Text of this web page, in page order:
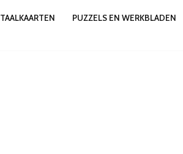
TAALKAARTEN PUZZELS EN WERKBLADEN